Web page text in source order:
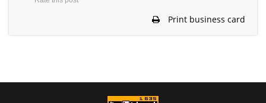
Print business card